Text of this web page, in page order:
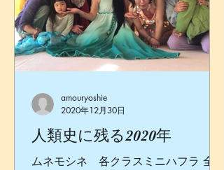
人類史に残る2020年
ムネモシネ 各クラスミニハフラ 全ク
amouryoshie
2020年12月30日